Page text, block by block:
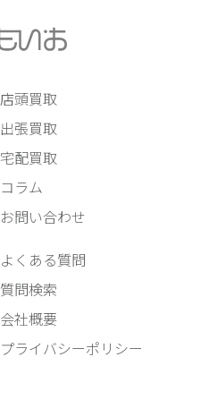
店頭買取
出張買取
宅配買取
コラム
お問い合わせ
よくある質問
質問検索
会社概要
プライバシーポリシー